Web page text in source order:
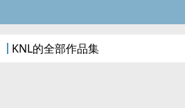
KNL的全部作品集